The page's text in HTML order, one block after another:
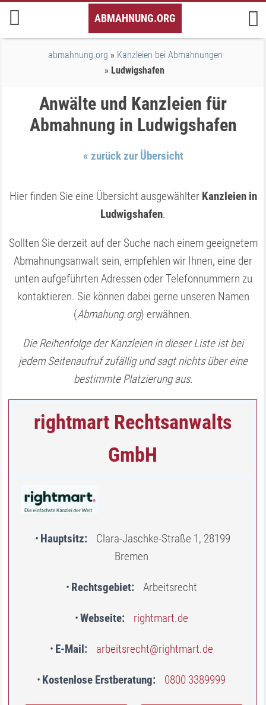
Inhalt
springen
ABMAHNUNG.ORG
abmahnung.org
Kanzleien bei Abmahnungen
Ludwigshafen
Anwälte und Kanzleien für
Abmahnung in Ludwigshafen
« zurück zur Übersicht
Hier finden Sie eine Übersicht ausgewählter Kanzleien in
Ludwigshafen.
Sollten Sie derzeit auf der Suche nach einem geeignetem
Abmahnungsanwalt sein, empfehlen wir Ihnen, eine der
unten aufgeführten Adressen oder Telefonnummern zu
kontaktieren. Sie können dabei gerne unseren Namen
(Abmahung.org) erwähnen.
Die Reihenfolge der Kanzleien in dieser Liste ist bei
jedem Seitenaufruf zufällig und sagt nichts über eine
bestimmte Platzierung aus.
rightmart Rechtsanwalts
GmbH
Hauptsitz
Clara-Jaschke-Straße 1, 28199
Bremen
Rechtsgebiet Arbeitsrecht
Webseite rightmart.de
E-Mail arbeitsrecht@rightmart.de
Kostenlose Erstberatung 0800 3389999